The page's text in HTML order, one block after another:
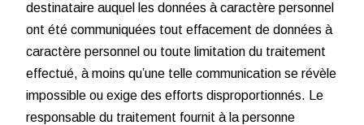
destinataire auquel les données à caractère personnel
ont été communiquées tout effacement de données à
caractère personnel ou toute limitation du traitement
effectué, à moins qu’une telle communication se révèle
impossible ou exige des efforts disproportionnés. Le
responsable du traitement fournit à la personne